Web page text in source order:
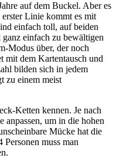
auf dem Buckel. Aber es
Linie kommt es mit
einfach toll, auf beiden
einfach zu bewältigen
Modus über, der noch
mit dem Kartentausch und
bilden sich in jedem
zu einem meist
Ketten kennen. Je nach
anpassen, um in die hohen
Mücke hat die
muss man